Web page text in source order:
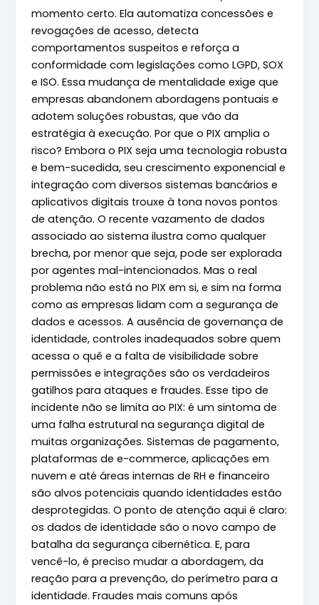
momento certo. Ela automatiza concessões e
revogações de acesso, detecta
comportamentos suspeitos e reforça a
conformidade com legislações como LGPD, SOX
e ISO. Essa mudança de mentalidade exige que
empresas abandonem abordagens pontuais e
adotem soluções robustas, que vão da
estratégia à execução. Por que o PIX amplia o
risco? Embora o PIX seja uma tecnologia robusta
e bem-sucedida, seu crescimento exponencial e
integração com diversos sistemas bancários e
aplicativos digitais trouxe à tona novos pontos
de atenção. O recente vazamento de dados
associado ao sistema ilustra como qualquer
brecha, por menor que seja, pode ser explorada
por agentes mal-intencionados. Mas o real
problema não está no PIX em si, e sim na forma
como as empresas lidam com a segurança de
dados e acessos. A ausência de governança de
identidade, controles inadequados sobre quem
acessa o quê e a falta de visibilidade sobre
permissões e integrações são os verdadeiros
gatilhos para ataques e fraudes. Esse tipo de
incidente não se limita ao PIX: é um sintoma de
uma falha estrutural na segurança digital de
muitas organizações. Sistemas de pagamento,
plataformas de e-commerce, aplicações em
nuvem e até áreas internas de RH e financeiro
são alvos potenciais quando identidades estão
desprotegidas. O ponto de atenção aqui é claro:
os dados de identidade são o novo campo de
batalha da segurança cibernética. E, para
vencê-lo, é preciso mudar a abordagem, da
reação para a prevenção, do perímetro para a
identidade. Fraudes mais comuns após